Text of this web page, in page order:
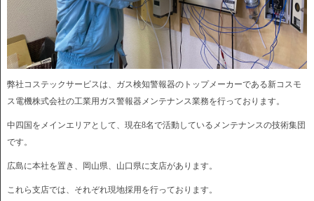
弊社コステックサービスは、ガス検知警報器のトップメーカーである新コスモ
ス電機株式会社の工業用ガス警報器メンテナンス業務を行っております。
中四国をメインエリアとして、現在8名で活動しているメンテナンスの技術集団
です。
広島に本社を置き、岡山県、山口県に支店があります。
これら支店では、それぞれ現地採用を行っております。